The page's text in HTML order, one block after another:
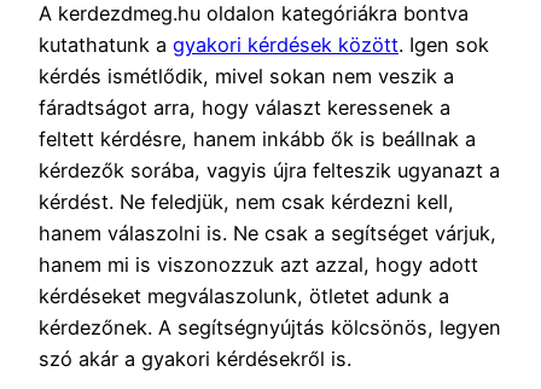
A kerdezdmeg.hu oldalon kategóriákra bontva
kutathatunk a gyakori kérdések között. Igen sok
kérdés ismétlődik, mivel sokan nem veszik a
fáradtságot arra, hogy választ keressenek a
feltett kérdésre, hanem inkább ők is beállnak a
kérdezők sorába, vagyis újra felteszik ugyanazt a
kérdést. Ne feledjük, nem csak kérdezni kell,
hanem válaszolni is. Ne csak a segítséget várjuk,
hanem mi is viszonozzuk azt azzal, hogy adott
kérdéseket megválaszolunk, ötletet adunk a
kérdezőnek. A segítségnyújtás kölcsönös, legyen
szó akár a gyakori kérdésekről is.